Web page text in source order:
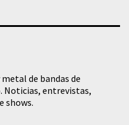
de bandas de
Noticias, entrevistas,
shows.